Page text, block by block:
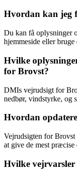
Hvordan kan jeg
Du kan få oplysninger
hjemmeside eller bruge
Hvilke
for Brovst?
DMIs vejrudsigt for
nedbør, vindstyrke, og
Hvordan
Vejrudsigten for
at give de mest
Hvilke